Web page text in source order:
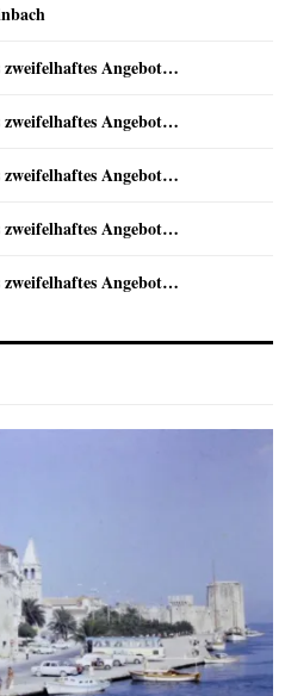
zweifelhaftes Angebot…
zweifelhaftes Angebot…
zweifelhaftes Angebot…
zweifelhaftes Angebot…
zweifelhaftes Angebot…